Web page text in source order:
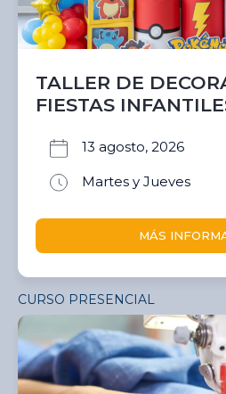
TALLER DE
FIESTAS
13 agosto, 2026
Martes y Jueves
MÁS
CURSO PRESENCIAL